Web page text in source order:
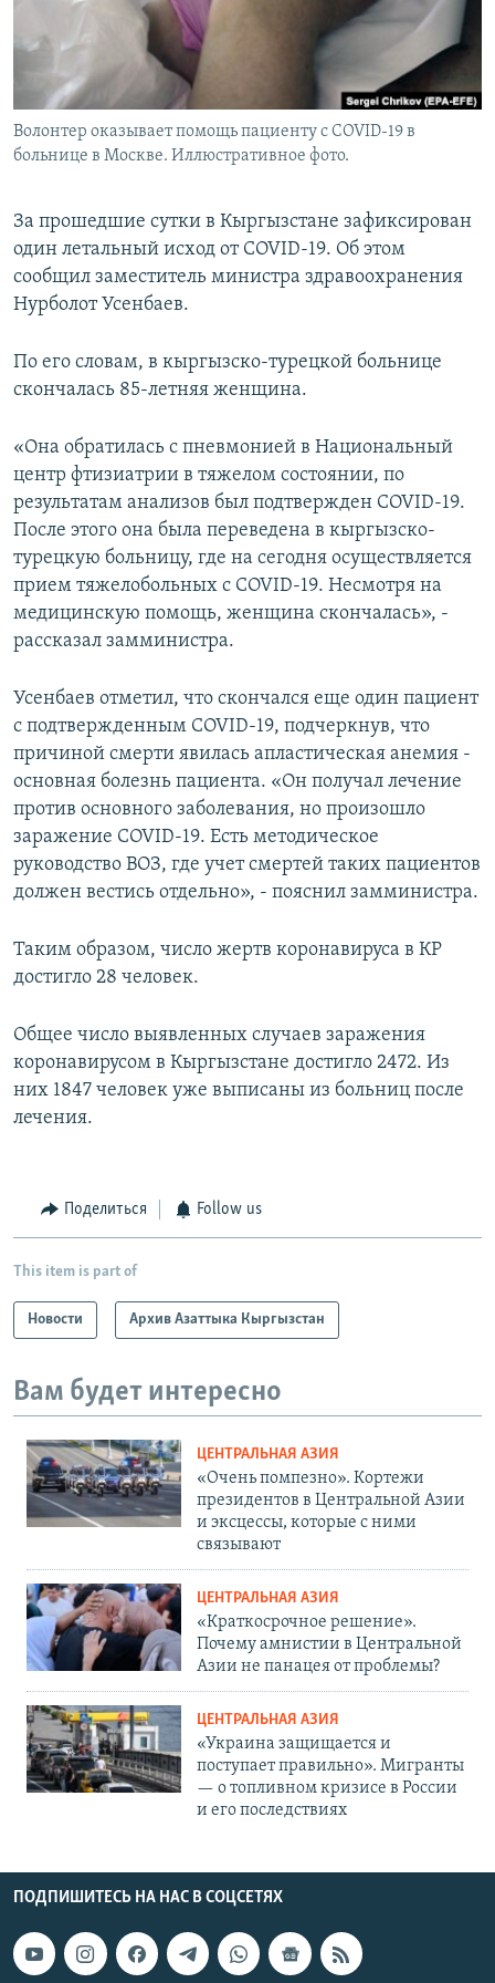
Волонтер оказывает помощь пациенту с COVID-19 в
больнице в Москве. Иллюстративное фото.
За прошедшие сутки в Кыргызстане зафиксирован
один летальный исход от COVID-19. Об этом
сообщил заместитель министра здравоохранения
Нурболот Усенбаев.
По его словам, в кыргызско-турецкой больнице
скончалась 85-летняя женщина.
«Она обратилась с пневмонией в Национальный
центр фтизиатрии в тяжелом состоянии, по
результатам анализов был подтвержден COVID-19.
После этого она была переведена в кыргызско-
турецкую больницу, где на сегодня осуществляется
прием тяжелобольных с COVID-19. Несмотря на
медицинскую помощь, женщина скончалась», -
рассказал замминистра.
Усенбаев отметил, что скончался еще один пациент
с подтвержденным COVID-19, подчеркнув, что
причиной смерти явилась апластическая анемия -
основная болезнь пациента. «Он получал лечение
против основного заболевания, но произошло
заражение COVID-19. Есть методическое
руководство ВОЗ, где учет смертей таких пациентов
должен вестись отдельно», - пояснил замминистра.
Таким образом, число жертв коронавируса в КР
достигло 28 человек.
Общее число выявленных случаев заражения
коронавирусом в Кыргызстане достигло 2472. Из
них 1847 человек уже выписаны из больниц после
лечения.
Поделиться Follow us
This item is part of
Новости Архив Азаттыка Кыргызстан
Вам будет интересно
ЦЕНТРАЛЬНАЯ АЗИЯ
«Очень помпезно». Кортежи
президентов в Центральной Азии
и эксцессы, которые с ними
связывают
ЦЕНТРАЛЬНАЯ АЗИЯ
«Краткосрочное решение».
Почему амнистии в Центральной
Азии не панацея от проблемы?
ЦЕНТРАЛЬНАЯ АЗИЯ
«Украина защищается и
поступает правильно». Мигранты
— о топливном кризисе в России
и его последствиях
ПОДПИШИТЕСЬ НА НАС В СОЦСЕТЯХ